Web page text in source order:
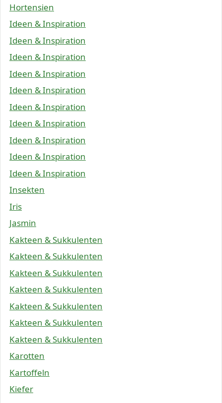
Hortensien
Ideen & Inspiration
Ideen & Inspiration
Ideen & Inspiration
Ideen & Inspiration
Ideen & Inspiration
Ideen & Inspiration
Ideen & Inspiration
Ideen & Inspiration
Ideen & Inspiration
Ideen & Inspiration
Insekten
Iris
Jasmin
Kakteen & Sukkulenten
Kakteen & Sukkulenten
Kakteen & Sukkulenten
Kakteen & Sukkulenten
Kakteen & Sukkulenten
Kakteen & Sukkulenten
Kakteen & Sukkulenten
Karotten
Kartoffeln
Kiefer